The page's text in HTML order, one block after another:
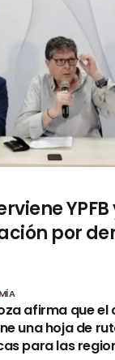
por
afirma que
una hoja de
para las